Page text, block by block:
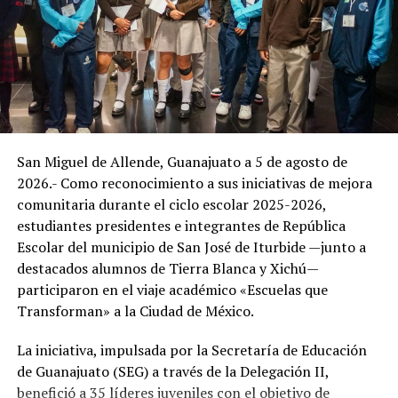
pequeña que sea para evitar que las moscas depositen
sus huevos y así frenar la expansión de esta plaga en la
zona.
San Miguel de Allende, Guanajuato a 5 de agosto de
2026.- Como reconocimiento a sus iniciativas de mejora
comunitaria durante el ciclo escolar 2025-2026,
estudiantes presidentes e integrantes de República
Escolar del municipio de San José de Iturbide —junto a
destacados alumnos de Tierra Blanca y Xichú—
participaron en el viaje académico «Escuelas que
Transforman» a la Ciudad de México.
La iniciativa, impulsada por la Secretaría de Educación
de Guanajuato (SEG) a través de la Delegación II,
benefició a 35 líderes juveniles con el objetivo de